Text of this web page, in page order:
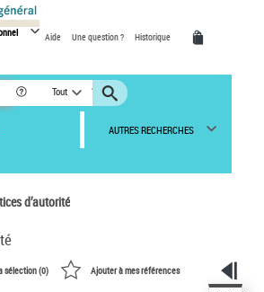
Aide Une question ? Historique
Tout
AUTRES RECHERCHES
d’autorité
sélection (0) Ajouter à mes références